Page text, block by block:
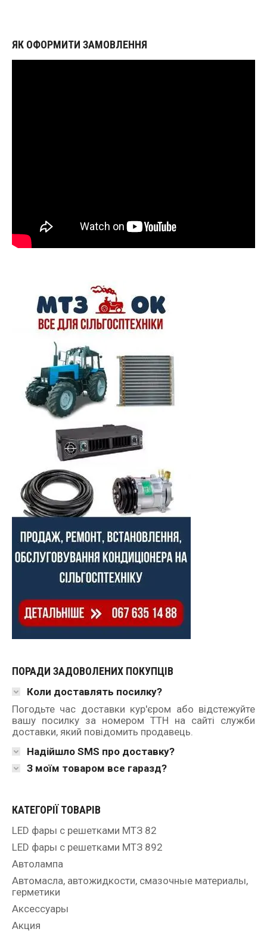
ЯК ОФОРМИТИ ЗАМОВЛЕННЯ
ПОРАДИ ЗАДОВОЛЕНИХ ПОКУПЦІВ
Коли доставлять посилку?
Погодьте час доставки кур'єром або відстежуйте
вашу посилку за номером ТТН на сайті служби
доставки, який повідомить продавець.
Надійшло SMS про доставку?
З моїм товаром все гаразд?
КАТЕГОРІЇ ТОВАРІВ
LED фары с решетками МТЗ 82
LED фары с решетками МТЗ 892
Автолампа
Автомасла, автожидкости, смазочные материалы,
герметики
Аксессуары
Акция